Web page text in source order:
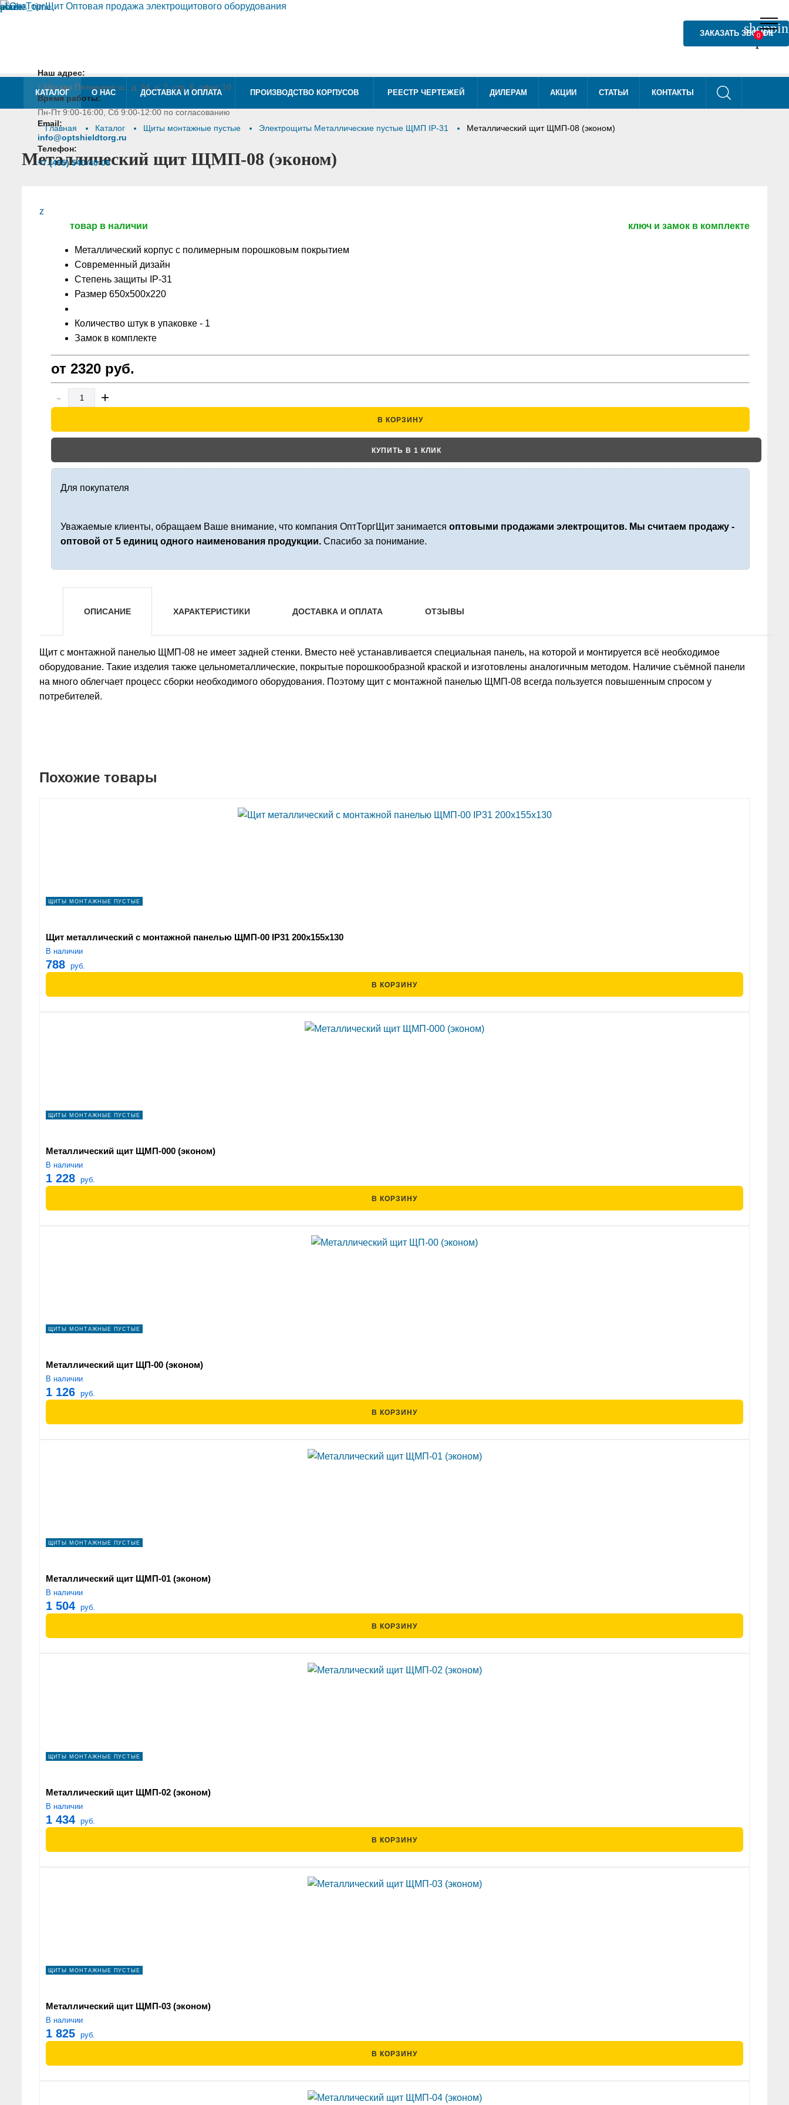
place
Наш адрес:
г. Москва Пятницкое ш., д. 54, к. 2, стр. 6, офис 10.
access_time
Время работы:
Пн-Пт 9:00-16:00, Сб 9:00-12:00 по согласованию
mail
Email:
info@optshieldtorg.ru
phone
Телефон:
+7 (495) 540-40-08
0
ЗАКАЗАТЬ ЗВОНОК
КАТАЛОГ О НАС ДОСТАВКА И ОПЛАТА ПРОИЗВОДСТВО КОРПУСОВ РЕЕСТР ЧЕРТЕЖЕЙ ДИЛЕРАМ АКЦИИ СТАТЬИ КОНТАКТЫ
0
Главная Каталог Щиты монтажные пустые Электрощиты Металлические пустые ЩМП IP-31 Металлический щит ЩМП-08 (эконом)
Металлический щит ЩМП-08 (эконом)
z
товар в наличии
ключ и замок в комплекте
Металлический корпус с полимерным порошковым покрытием
Современный дизайн
Степень защиты IP-31
Размер 650х500х220
Количество штук в упаковке - 1
Замок в комплекте
от 2320 руб.
-
+
В КОРЗИНУ
КУПИТЬ В 1 КЛИК
Для покупателя
Уважаемые клиенты, обращаем Ваше внимание, что компания ОптТоргЩит занимается оптовыми продажами электрощитов. Мы считаем продажу -
оптовой от 5 единиц одного наименования продукции. Спасибо за понимание.
ОПИСАНИЕ ХАРАКТЕРИСТИКИ ДОСТАВКА И ОПЛАТА ОТЗЫВЫ
Щит с монтажной панелью ЩМП-08 не имеет задней стенки. Вместо неё устанавливается специальная панель, на которой и монтируется всё необходимое
оборудование. Такие изделия также цельнометаллические, покрытые порошкообразной краской и изготовлены аналогичным методом. Наличие съёмной панели
на много облегчает процесс сборки необходимого оборудования. Поэтому щит с монтажной панелью ЩМП-08 всегда пользуется повышенным спросом у
потребителей.
Похожие товары
ЩИТЫ МОНТАЖНЫЕ ПУСТЫЕ
Щит металлический с монтажной панелью ЩМП-00 IP31 200х155х130
В наличии
788 руб.
В КОРЗИНУ
ЩИТЫ МОНТАЖНЫЕ ПУСТЫЕ
Металлический щит ЩМП-000 (эконом)
В наличии
1 228 руб.
В КОРЗИНУ
ЩИТЫ МОНТАЖНЫЕ ПУСТЫЕ
Металлический щит ЩП-00 (эконом)
В наличии
1 126 руб.
В КОРЗИНУ
ЩИТЫ МОНТАЖНЫЕ ПУСТЫЕ
Металлический щит ЩМП-01 (эконом)
В наличии
1 504 руб.
В КОРЗИНУ
ЩИТЫ МОНТАЖНЫЕ ПУСТЫЕ
Металлический щит ЩМП-02 (эконом)
В наличии
1 434 руб.
В КОРЗИНУ
ЩИТЫ МОНТАЖНЫЕ ПУСТЫЕ
Металлический щит ЩМП-03 (эконом)
В наличии
1 825 руб.
В КОРЗИНУ